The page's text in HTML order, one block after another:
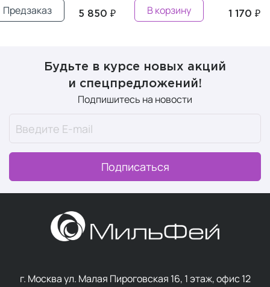
5 850 ₽
Предзаказ 1 170 ₽
В корзину
Будьте в курсе новых акций
и спецпредложений!
Подпишитесь на новости
Подписаться
г. Москва ул. Малая Пироговская 16, 1 этаж, офис 12